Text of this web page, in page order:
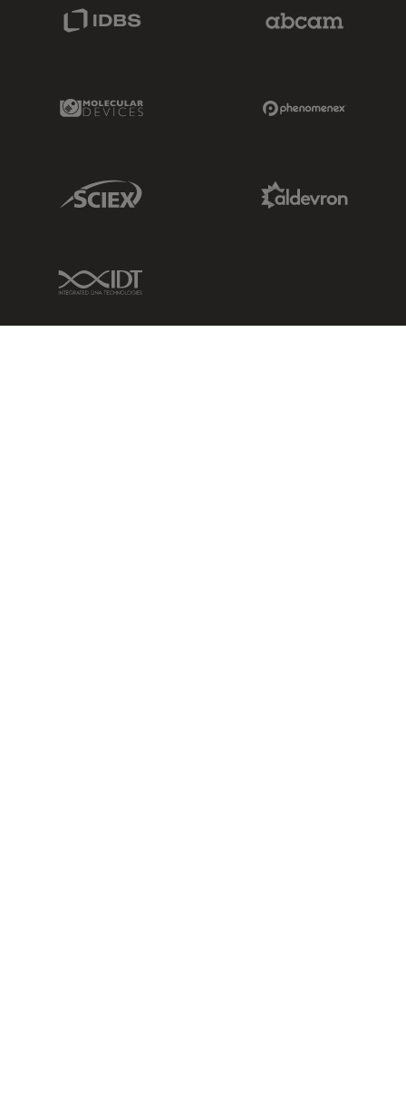
Molecular Devices Link
Sciex Link
IDT Link